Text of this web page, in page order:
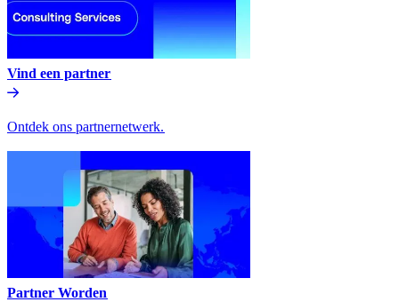
Vind een partner​​
Ontdek ons partnernetwerk.​​
Partner Worden​​